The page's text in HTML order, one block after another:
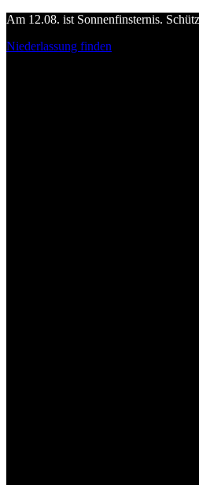
Am 12.08. ist Sonnenfinsternis.
Niederlassung finden